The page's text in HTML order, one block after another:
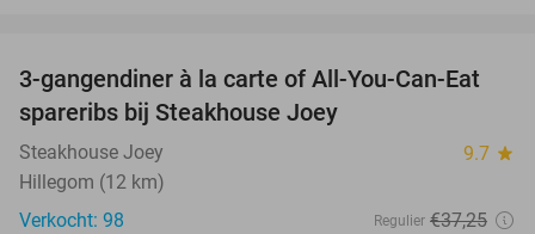
32%
3-gangendiner à la carte of All-You-Can-Eat
spareribs bij Steakhouse Joey
Steakhouse Joey 9.7 star
Hillegom (12 km)
Verkocht: 98
Regulier €37,25